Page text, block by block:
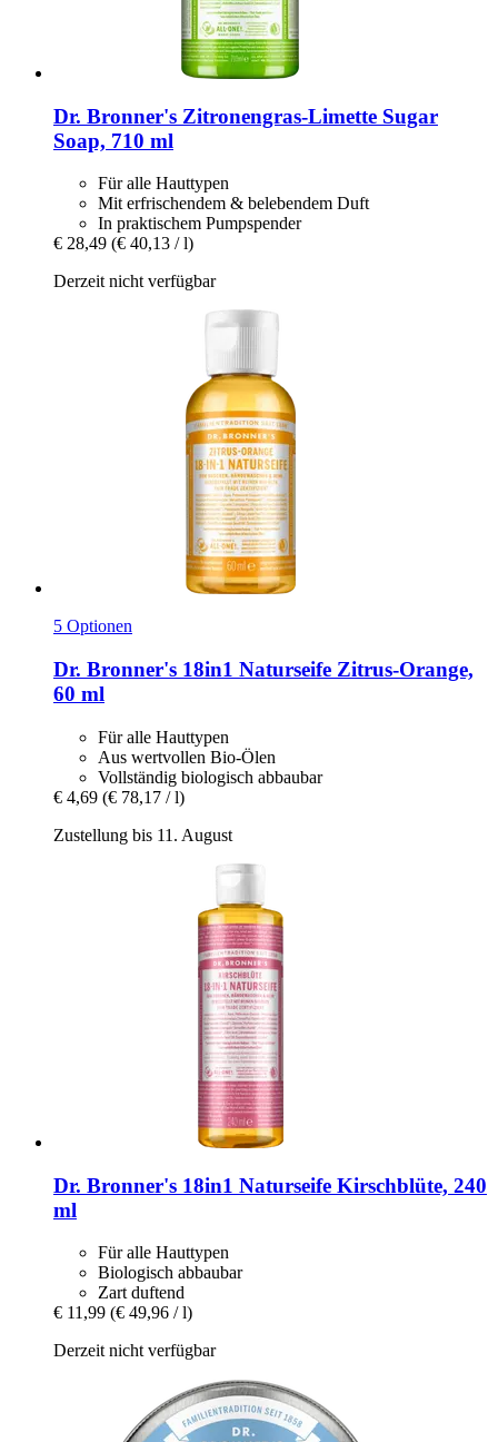
Dr. Bronner's Zitronengras-​Limette Sugar
Soap, 710 ml
Für alle Hauttypen
Mit erfrischendem & belebendem Duft
In praktischem Pumpspender
€ 28,49 (€ 40,13 / l)
Derzeit nicht verfügbar
5 Optionen
Dr. Bronner's 18in1 Naturseife Zitrus-​Orange,
60 ml
Für alle Hauttypen
Aus wertvollen Bio-Ölen
Vollständig biologisch abbaubar
€ 4,69 (€ 78,17 / l)
Zustellung bis 11. August
Dr. Bronner's 18in1 Naturseife Kirschblüte, 240
ml
Für alle Hauttypen
Biologisch abbaubar
Zart duftend
€ 11,99 (€ 49,96 / l)
Derzeit nicht verfügbar